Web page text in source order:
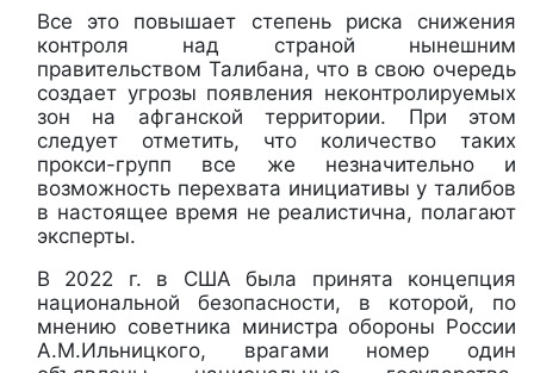
Все это повышает степень риска снижения
контроля над страной нынешним
правительством Талибана, что в свою очередь
создает угрозы появления неконтролируемых
зон на афганской территории. При этом
следует отметить, что количество таких
прокси-групп все же незначительно и
возможность перехвата инициативы у талибов
в настоящее время не реалистична, полагают
эксперты.
В 2022 г. в США была принята концепция
национальной безопасности, в которой, по
мнению советника министра обороны России
А.М.Ильницкого, врагами номер один